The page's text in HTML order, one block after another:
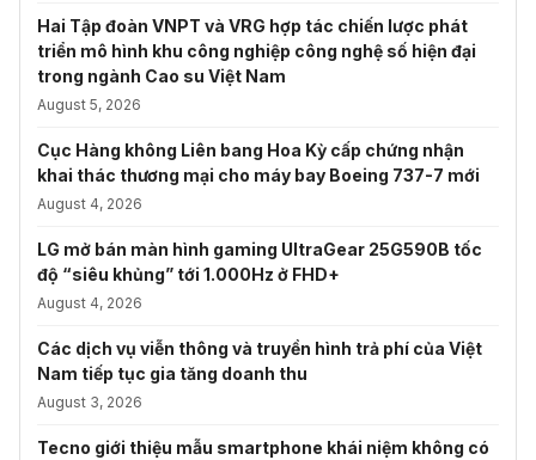
Hai Tập đoàn VNPT và VRG hợp tác chiến lược phát
triển mô hình khu công nghiệp công nghệ số hiện đại
trong ngành Cao su Việt Nam
August 5, 2026
Cục Hàng không Liên bang Hoa Kỳ cấp chứng nhận
khai thác thương mại cho máy bay Boeing 737-7 mới
August 4, 2026
LG mở bán màn hình gaming UltraGear 25G590B tốc
độ “siêu khủng” tới 1.000Hz ở FHD+
August 4, 2026
Các dịch vụ viễn thông và truyền hình trả phí của Việt
Nam tiếp tục gia tăng doanh thu
August 3, 2026
Tecno giới thiệu mẫu smartphone khái niệm không có